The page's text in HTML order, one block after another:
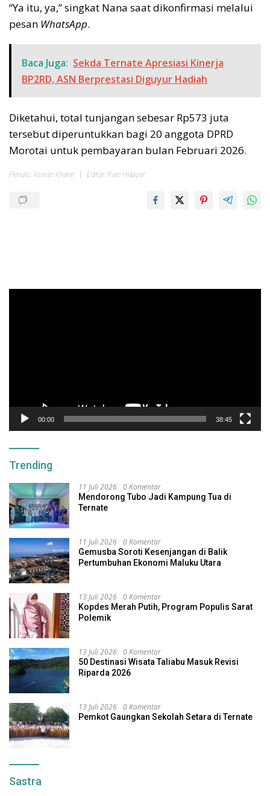
“Ya itu, ya,” singkat Nana saat dikonfirmasi melalui
pesan WhatsApp.
Baca Juga: Sekda Ternate Apresiasi Kinerja
BP2RD, ASN Berprestasi Diguyur Hadiah
Diketahui, total tunjangan sebesar Rp573 juta
tersebut diperuntukkan bagi 20 anggota DPRD
Morotai untuk pembayaran bulan Februari 2026.
Penulis: Aswan Kharie Editor: Rian Hidayat
00:00 38:45
Trending
11 Juli 2026 0 Komentar
Mendorong Tubo Jadi Kampung Tua di
Ternate
11 Juli 2026 0 Komentar
Gemusba Soroti Kesenjangan di Balik
Pertumbuhan Ekonomi Maluku Utara
13 Juli 2026 0 Komentar
Kopdes Merah Putih, Program Populis Sarat
Polemik
13 Juli 2026 0 Komentar
50 Destinasi Wisata Taliabu Masuk Revisi
Riparda 2026
13 Juli 2026 0 Komentar
Pemkot Gaungkan Sekolah Setara di Ternate
Sastra